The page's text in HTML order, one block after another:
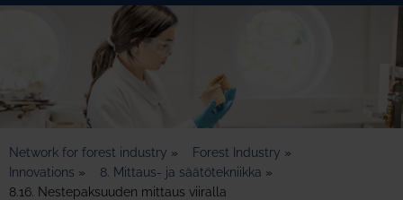
Network for forest industry » Forest Industry »
Innovations » 8. Mittaus- ja säätötekniikka »
8.16. Nestepaksuuden mittaus viiralla